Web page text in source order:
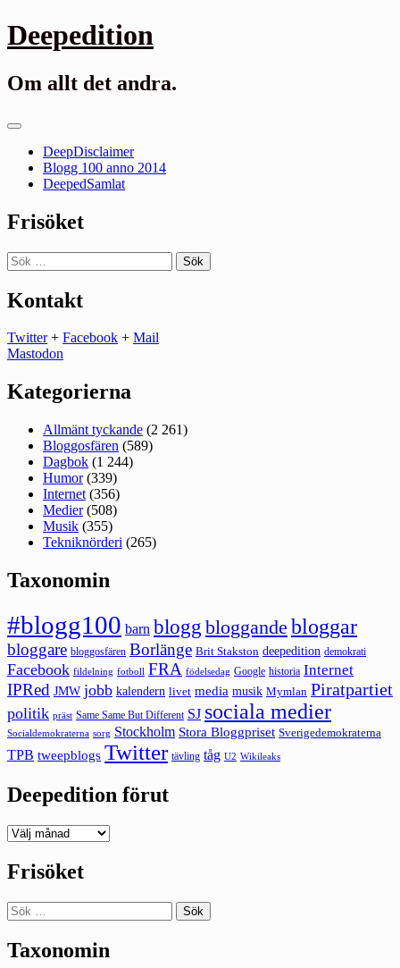
Gå
till
Deepedition
Om allt det andra.
Primär
DeepDisclaimer
Blogg 100 anno 2014
DeepedSamlat
Frisöket
Sök
efter:
Kontakt
Twitter+ Facebook + Mail
Mastodon
Kategorierna
Allmänt tyckande (2 261)
Bloggosfären (589)
Dagbok (1 244)
Humor(339)
Internet (356)
Medier(508)
Musik (355)
Tekniknörderi (265)
Taxonomin
#blogg100 barn blogg bloggande bloggar
bloggare bloggosfären Borlänge Brit Stakston deepedition demokrati
Facebook fildelning fotboll FRA födelsedag Google historia Internet
IPRed JMW jobb kalendern livet media musik Mymlan Piratpartiet
politik präst Same Same But Different SJ sociala medier
Socialdemokraterna sorg Stockholm Stora Bloggpriset Sverigedemokraterna
TPB tweepblogs Twitter tävling tåg U2 Wikileaks
Deepedition förut
Deepedition
Frisöket
Sök
efter:
Taxonomin